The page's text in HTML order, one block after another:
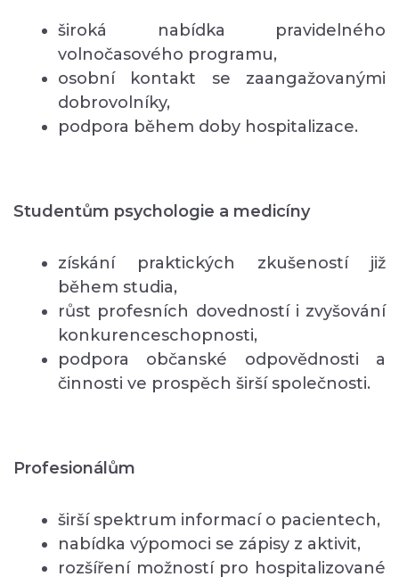
široká nabídka pravidelného
volnočasového programu,
osobní kontakt se zaangažovanými
dobrovolníky,
podpora během doby hospitalizace.
Studentům psychologie a medicíny
získání praktických zkušeností již
během studia,
růst profesních dovedností i zvyšování
konkurenceschopnosti,
podpora občanské odpovědnosti a
činnosti ve prospěch širší společnosti.
Profesionálům
širší spektrum informací o pacientech,
nabídka výpomoci se zápisy z aktivit,
rozšíření možností pro hospitalizované